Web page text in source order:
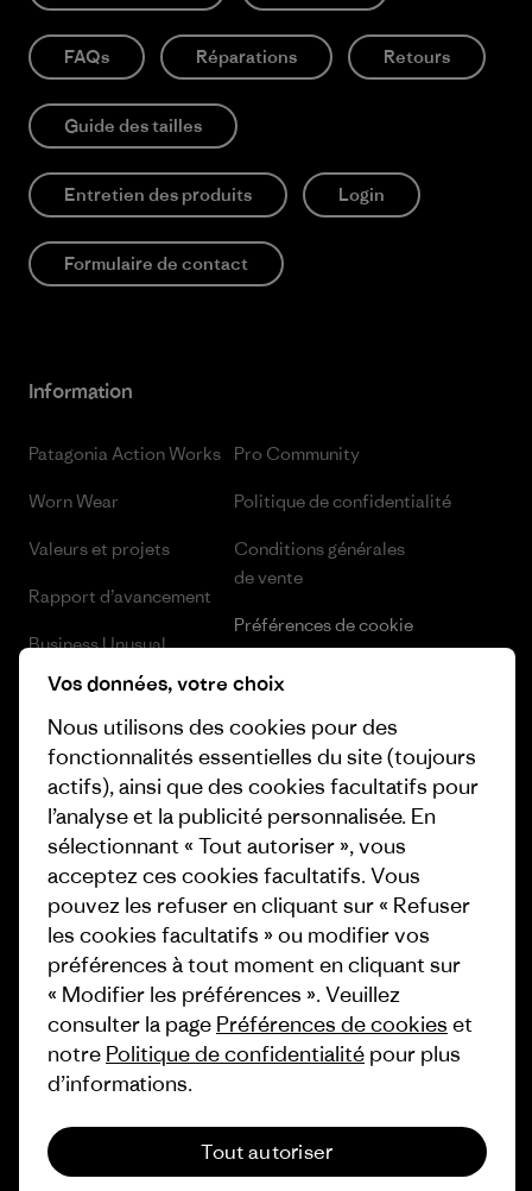
FAQs Réparations Retours
Guide des tailles
Entretien des produits Login
Formulaire de contact
Information
Patagonia Action Works
Worn Wear
Valeurs et projets
Rapport d’avancement
Business Unusual
Objectifs climatiques
1% For The Planet
Comment nous
finançons
Nos magasins
Pro Community
Politique de confidentialité
Conditions générales
de vente
Préférences de cookie
Carrières
Presse et media
Industry program
Programme d’affiliation
Patagonia Luxembourg Plan du
site
© 2026 Patagonia, Inc. All Rights Reserved.
français
Vos données, votre choix
Nous utilisons des cookies pour des
fonctionnalités essentielles du site (toujours
actifs), ainsi que des cookies facultatifs pour
l’analyse et la publicité personnalisée. En
sélectionnant « Tout autoriser », vous
acceptez ces cookies facultatifs. Vous
pouvez les refuser en cliquant sur « Refuser
les cookies facultatifs » ou modifier vos
préférences à tout moment en cliquant sur
« Modifier les préférences ». Veuillez
consulter la page Préférences de cookies et
notre Politique de confidentialité pour plus
d’informations.
Tout autoriser